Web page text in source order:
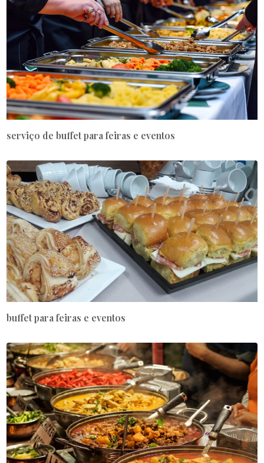
serviço de buffet para feiras e eventos
buffet para feiras e eventos